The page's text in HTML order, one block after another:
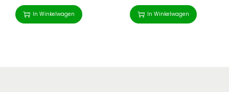
In Winkelwagen In Winkelwagen